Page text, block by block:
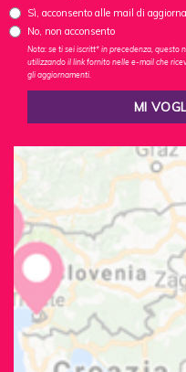
Sì, acconsento alle mail di
No, non acconsento
Nota: se ti sei iscritt* in precedenza, questo
utilizzando il link fornito nelle e-mail che
gli aggiornamenti.